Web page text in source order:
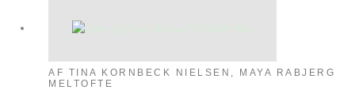
AF TINA KORNBECK NIELSEN, MAYA RABJERG
MELTOFTE